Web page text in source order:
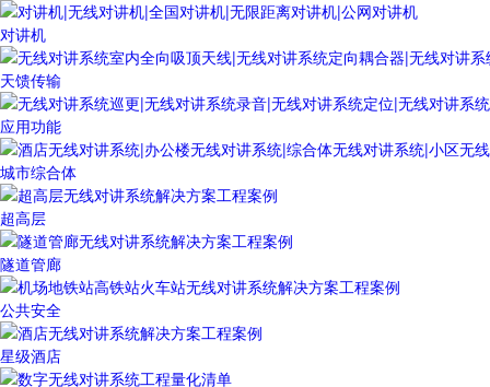
对讲机
天馈传输
应用功能
城市综合体
超高层
隧道管廊
公共安全
星级酒店